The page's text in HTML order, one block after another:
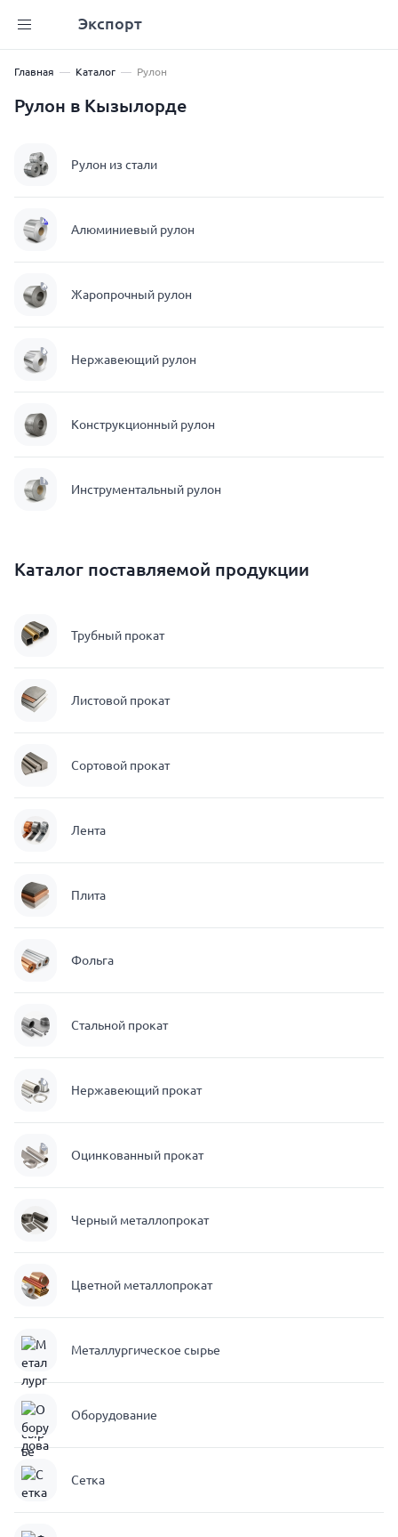
Экспорт
Главная Каталог Рулон
Рулон в Кызылорде
Рулон из стали
Алюминиевый рулон
Жаропрочный рулон
Нержавеющий рулон
Конструкционный рулон
Инструментальный рулон
Каталог поставляемой продукции
Трубный прокат
Листовой прокат
Сортовой прокат
Лента
Плита
Фольга
Стальной прокат
Нержавеющий прокат
Оцинкованный прокат
Черный металлопрокат
Цветной металлопрокат
Металлургическое сырье
Оборудование
Сетка